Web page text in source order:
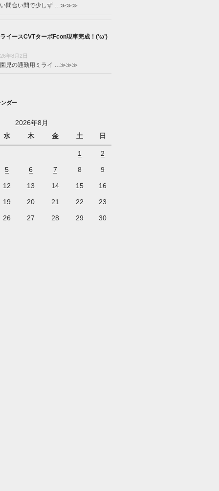
間合い間で少しず … ≫≫≫
イースCVTターボFcon現車完成！(‘ω’)
年8月2日
児の通勤用ミライ … ≫≫≫
ダー
2026年8月
水
木 金 土 日
1 2
5 6 7 8 9
12 13 14 15 16
19 20 21 22 23
26 27 28 29 30